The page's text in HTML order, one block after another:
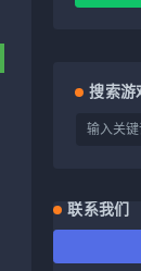
搜索游
联系我们